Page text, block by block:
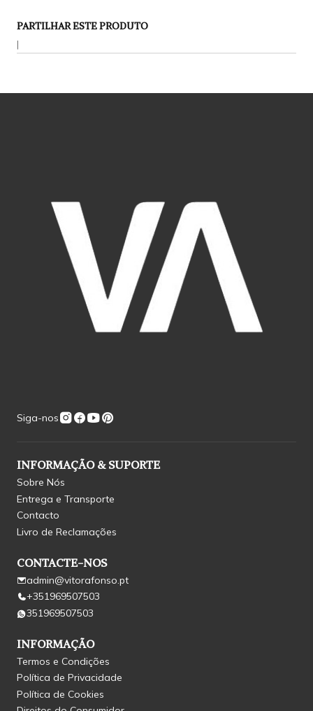
PARTILHAR ESTE PRODUTO
|
Siga-nos
INFORMAÇÃO & SUPORTE
Sobre Nós
Entrega e Transporte
Contacto
Livro de Reclamações
CONTACTE-NOS
admin@vitorafonso.pt
+351969507503
351969507503
INFORMAÇÃO
Termos e Condições
Política de Privacidade
Política de Cookies